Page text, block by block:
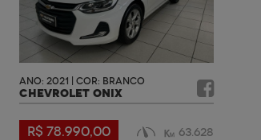
ANO: 2021 | COR: BRANCO
CHEVROLET ONIX
R$ 78.990,00 63.628